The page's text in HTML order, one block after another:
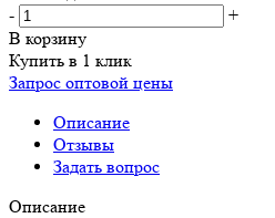
-
+
В корзину
Купить в 1 клик
Запрос оптовой цены
Описание
Отзывы
Задать вопрос
Описание